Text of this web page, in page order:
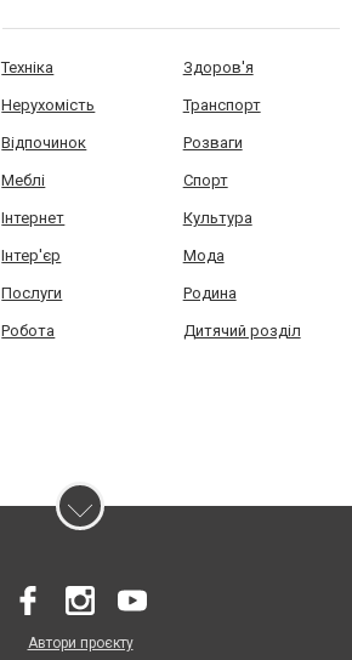
Техніка Здоров'я
Нерухомість Транспорт
Відпочинок Розваги
Меблі Спорт
Інтернет Культура
Інтер'єр Мода
Послуги Родина
Робота Дитячий розділ
Автори проєкту